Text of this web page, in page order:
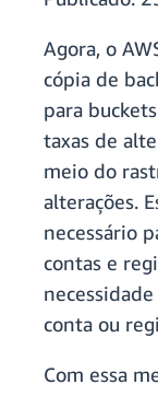
Agora, o
cópia de
para
taxas de
meio do
alterações.
necessário
contas e
conta ou
Com essa